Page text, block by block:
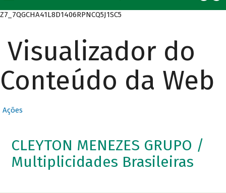
Z7_7QGCHA41L8D1406RPNCQ5J1SC5
Visualizador do
Conteúdo da Web
Ações
CLEYTON MENEZES GRUPO /
Multiplicidades Brasileiras